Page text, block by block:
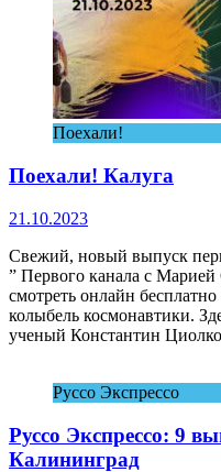
Поехали!
Поехали! Калуга
21.10.2023
Свежий, новый выпуск
” Первого канала с
смотреть онлайн
колыбель космонавтики.
ученый Константин
Руссо Экспрессо
Руссо Экспрессо: 9
Калининград